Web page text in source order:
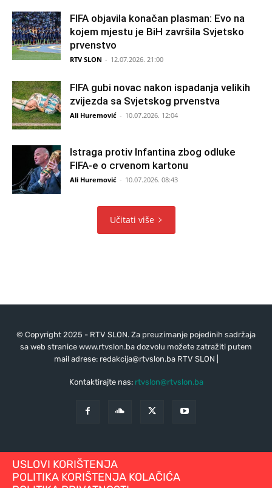
FIFA objavila konačan plasman: Evo na
kojem mjestu je BiH završila Svjetsko
prvenstvo
RTV SLON - 12.07.2026. 21:00
FIFA gubi novac nakon ispadanja velikih
zvijezda sa Svjetskog prvenstva
Ali Huremović - 10.07.2026. 12:04
Istraga protiv Infantina zbog odluke
FIFA-e o crvenom kartonu
Ali Huremović - 10.07.2026. 08:43
Učitati više
© Copyright 2025 - RTV SLON. Za preuzimanje pojedinih sadržaja
sa web stranice www.rtvslon.ba dozvolu možete zatražiti putem
mail adrese: redakcija@rtvslon.baRTV SLON |
Kontaktirajte nas: rtvslon@rtvslon.ba
USLOVI KORIŠTENJA
POLITIKA KORIŠTENJA KOLAČIĆA